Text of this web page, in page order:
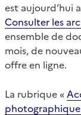
est aujourd’hui
Consulter les
ensemble de
mois, de
offre en ligne.
La rubrique «